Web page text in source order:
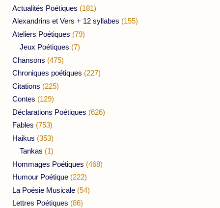
Actualités Poétiques (181)
Alexandrins et Vers + 12 syllabes (155)
Ateliers Poétiques (79)
Jeux Poétiques (7)
Chansons (475)
Chroniques poétiques (227)
Citations (225)
Contes (129)
Déclarations Poétiques (626)
Fables (753)
Haikus (353)
Tankas (1)
Hommages Poétiques (468)
Humour Poétique (222)
La Poésie Musicale (54)
Lettres Poétiques (86)